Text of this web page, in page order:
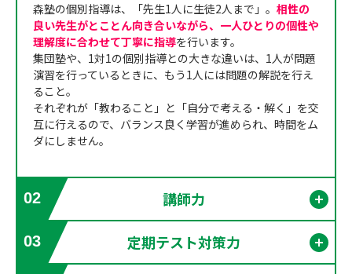
森塾の個別指導は、「先生1人に生徒2人まで」。 相性の
良い先生がとことん向き合いながら、一人ひとりの個性や
理解度に合わせて丁寧に指導を行います。
集団塾や、1対1の個別指導との大きな違いは、1人が問題
演習を行っているときに、もう1人には問題の解説を行え
ること。
それぞれが「教わること」と「自分で考える・解く」を交
互に行えるので、バランス良く学習が進められ、時間をム
ダにしません。
02 講師力
03 定期テスト対策力